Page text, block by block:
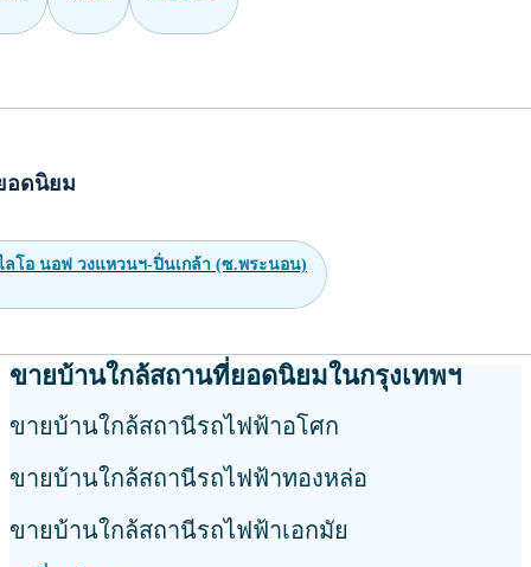
อดนิยม
ลโอ นอฟ วงแหวนฯ-ปิ่นเกล้า (ซ.พระนอน)
ขายบ้านใกล้สถานที่ยอดนิยมในกรุงเทพฯ
ขายบ้านใกล้สถานีรถไฟฟ้าอโศก
ขายบ้านใกล้สถานีรถไฟฟ้าทองหล่อ
ขายบ้านใกล้สถานีรถไฟฟ้าเอกมัย